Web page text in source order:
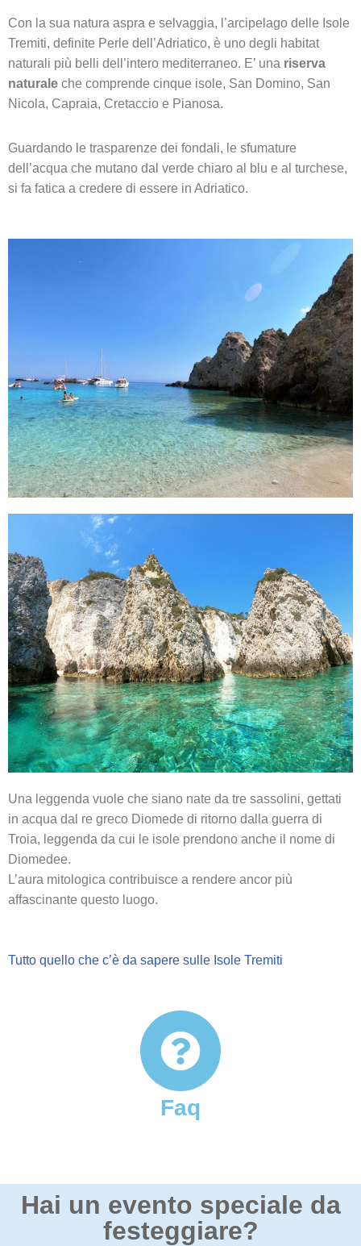
Con la sua natura aspra e selvaggia, l’arcipelago delle Isole
Tremiti, definite Perle dell’Adriatico, è uno degli habitat
naturali più belli dell’intero mediterraneo. E’ una riserva
naturale che comprende cinque isole, San Domino, San
Nicola, Capraia, Cretaccio e Pianosa.
Guardando le trasparenze dei fondali, le sfumature
dell’acqua che mutano dal verde chiaro al blu e al turchese,
si fa fatica a credere di essere in Adriatico.
Una leggenda vuole che siano nate da tre sassolini, gettati
in acqua dal re greco Diomede di ritorno dalla guerra di
Troia, leggenda da cui le isole prendono anche il nome di
Diomedee.
L’aura mitologica contribuisce a rendere ancor più
affascinante questo luogo.
Tutto quello che c’è da sapere sulle Isole Tremiti
Faq
Hai un evento speciale da
festeggiare?